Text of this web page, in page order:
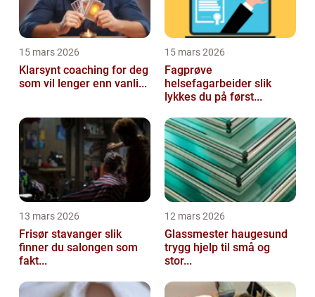
15 mars 2026
Klarsynt coaching for deg
som vil lenger enn vanli...
15 mars 2026
Fagprøve
helsefagarbeider slik
lykkes du på først...
13 mars 2026
Frisør stavanger slik
finner du salongen som
fakt...
12 mars 2026
Glassmester haugesund
trygg hjelp til små og
stor...